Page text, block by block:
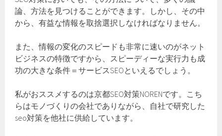
論、方法を見つけることができます。しかし、その中
から、有益な情報を取捨選択しなければなりません。
また、情報の変化のスピードも非常に速いのがネット
ビジネスの特徴ですから、スピーディーな実行力も成
功の大きな条件＝サービスSEOといえるでしょう。
私がおススメするのは京都SEO対策NORENです。こち
らはモノづくりの会社でありながら、自社で研究した
seo対策を他社に供給しています。